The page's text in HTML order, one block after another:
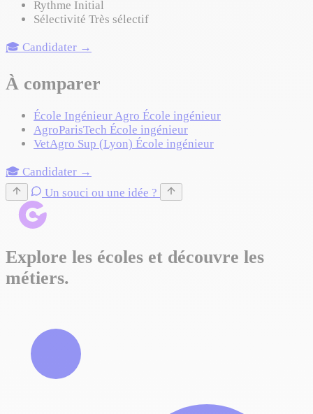
Rythme Initial
Sélectivité Très sélectif
🎓 Candidater →
À comparer
École Ingénieur Agro École ingénieur
AgroParisTech École ingénieur
VetAgro Sup (Lyon) École ingénieur
🎓 Candidater →
Un souci ou une idée ?
Explore les écoles et découvre les
métiers.